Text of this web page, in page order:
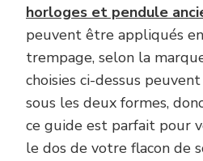
horloges et pendule
peuvent être appliqués
trempage, selon la
choisies ci-dessus
sous les deux formes,
ce guide est parfait pour
le dos de votre flacon de